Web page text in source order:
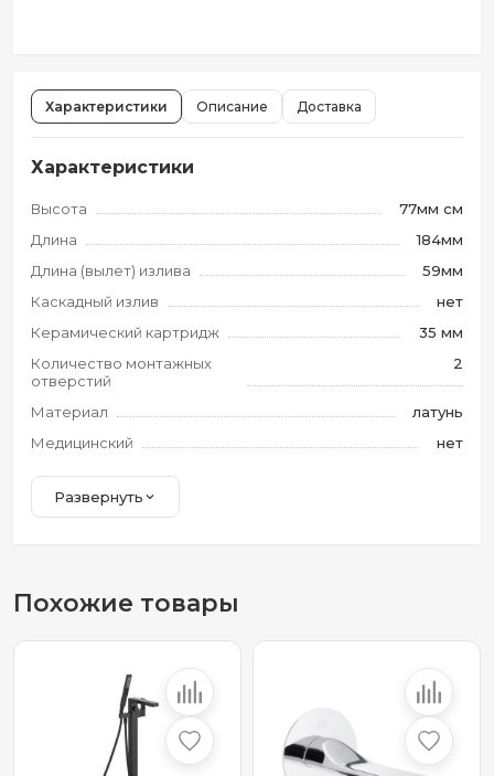
Характеристики Описание Доставка
Характеристики
Высота
77мм см
Длина
184мм
Длина (вылет) излива
59мм
Каскадный излив
нет
Керамический картридж
35 мм
Количество монтажных
отверстий
2
Материал
латунь
Медицинский
нет
Развернуть
Похожие товары